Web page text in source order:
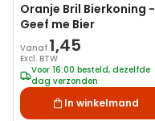
Oranje Bril Bierkoning -
Geef me Bier
Vanaf 1,45
Excl. BTW
Voor 16:00 besteld, dezelfde
dag verzonden
In winkelmand